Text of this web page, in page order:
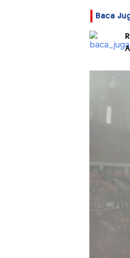
Baca